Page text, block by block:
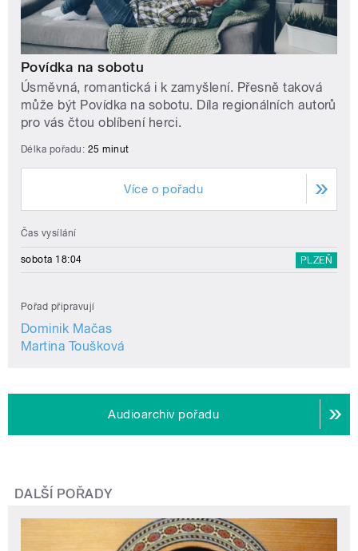
Povídka na sobotu
Úsměvná, romantická i k zamyšlení. Přesně taková
může být Povídka na sobotu. Díla regionálních autorů
pro vás čtou oblíbení herci.
Délka pořadu: 25 minut
Více o pořadu
Čas vysílání
sobota 18:04 PLZEŇ
Pořad připravují
Dominik Mačas
Martina Toušková
Audioarchiv pořadu
DALŠÍ POŘADY